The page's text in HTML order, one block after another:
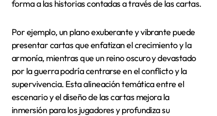
forma a las historias contadas a través de las cartas.
Por ejemplo, un plano exuberante y vibrante puede
presentar cartas que enfatizan el crecimiento y la
armonía, mientras que un reino oscuro y devastado
por la guerra podría centrarse en el conflicto y la
supervivencia. Esta alineación temática entre el
escenario y el diseño de las cartas mejora la
inmersión para los jugadores y profundiza su